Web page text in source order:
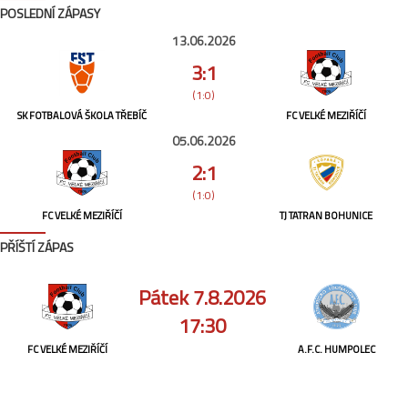
POSLEDNÍ ZÁPASY
SK FOTBALOVÁ ŠKOLA TŘEBÍČ
13.06.2026
3:1
(1:0)
FC VELKÉ MEZIŘÍČÍ
FC VELKÉ MEZIŘÍČÍ
05.06.2026
2:1
(1:0)
TJ TATRAN BOHUNICE
PŘÍŠTÍ ZÁPAS
FC VELKÉ MEZIŘÍČÍ
Pátek 7.8.2026
17:30
A.F.C. HUMPOLEC